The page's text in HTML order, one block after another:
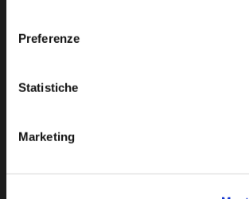
Preferenze
Statistiche
Marketing
P.E.C.